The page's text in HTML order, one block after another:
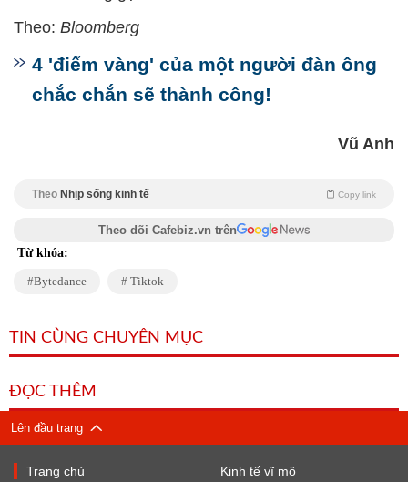
Theo: Bloomberg
4 'điểm vàng' của một người đàn ông
chắc chắn sẽ thành công!
Vũ Anh
Theo Nhịp sống kinh tế Copy link
Theo dõi Cafebiz.vn trên
Từ khóa:
Bytedance Tiktok
TIN CÙNG CHUYÊN MỤC
ĐỌC THÊM
Lên đầu trang
Trang chủ Kinh tế vĩ mô